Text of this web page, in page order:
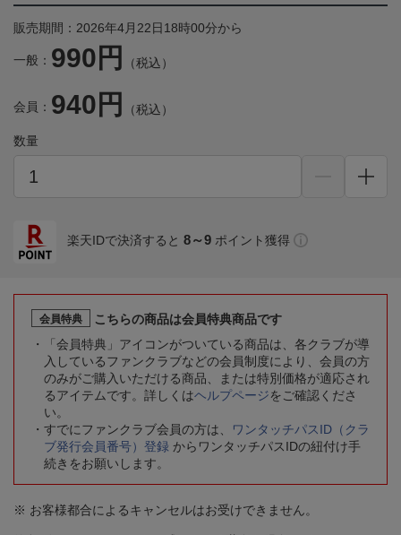
販売期間：2026年4月22日18時00分から
一般： 990円 （税込）
会員： 940円 （税込）
数量
楽天IDで決済すると 8～9 ポイント獲得
会員特典
こちらの商品は会員特典商品です
「会員特典」アイコンがついている商品は、各クラブが導
入しているファンクラブなどの会員制度により、会員の方
のみがご購入いただける商品、または特別価格が適応され
るアイテムです。詳しくはヘルプページをご確認くださ
い。
すでにファンクラブ会員の方は、
ワンタッチパスID（クラ
ブ発行会員番号）登録 からワンタッチパスIDの紐付け手
続きをお願いします。
※ お客様都合によるキャンセルはお受けできません。